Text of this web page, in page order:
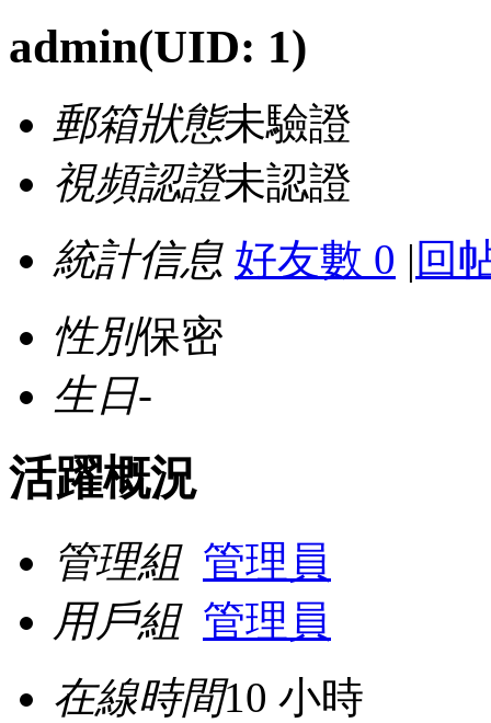
admin(UID: 1)
郵箱狀態未驗證
視頻認證未認證
統計信息 好友數 0 | 回
性別保密
生日-
活躍概況
管理組 管理員
用戶組 管理員
在線時間10 小時